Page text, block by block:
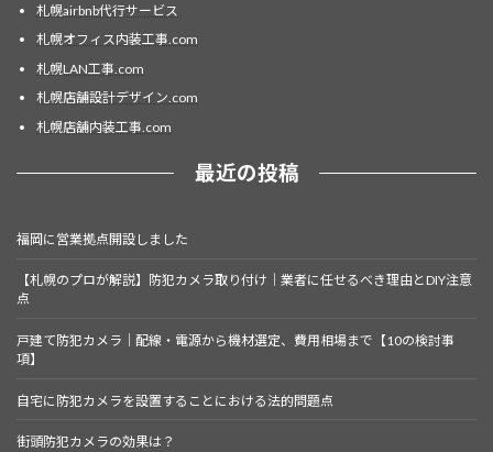
札幌airbnb代行サービス
札幌オフィス内装工事.com
札幌LAN工事.com
札幌店舗設計デザイン.com
札幌店舗内装工事.com
最近の投稿
福岡に営業拠点開設しました
【札幌のプロが解説】防犯カメラ取り付け｜業者に任せるべき理由とDIY注意
点
戸建て防犯カメラ｜配線・電源から機材選定、費用相場まで【10の検討事
項】
自宅に防犯カメラを設置することにおける法的問題点
街頭防犯カメラの効果は？